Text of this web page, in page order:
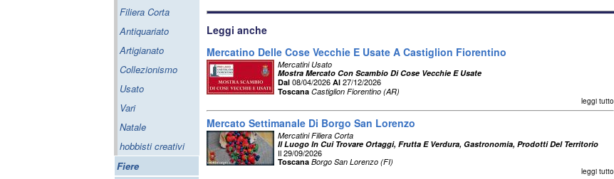
Filiera Corta
Antiquariato
Artigianato
Collezionismo
Usato
Vari
Natale
hobbisti creativi
Fiere
Leggi anche
Mercatino Delle Cose Vecchie E Usate A Castiglion Fiorentino
Mercatini Usato
Mostra Mercato Con Scambio Di Cose Vecchie E Usate
Dal 08/04/2026 Al 27/12/2026
Toscana Castiglion Fiorentino (AR)
leggi tutto
Mercato Settimanale Di Borgo San Lorenzo
Mercatini Filiera Corta
Il Luogo In Cui Trovare Ortaggi, Frutta E Verdura, Gastronomia, Prodotti Del Territorio
Il 29/09/2026
Toscana Borgo San Lorenzo (FI)
leggi tutto